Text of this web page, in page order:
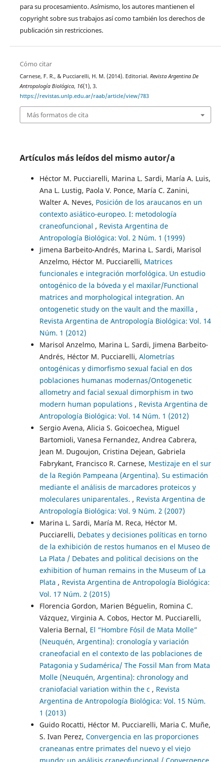
para su procesamiento. Asímismo, los autores mantienen el
copyright sobre sus trabajos así como también los derechos de
publicación sin restricciones.
Cómo citar
Carnese, F. R., & Pucciarelli, H. M. (2014). Editorial. Revista Argentina De
Antropología Biológica, 16(1), 3.
https://revistas.unlp.edu.ar/raab/article/view/783
Más formatos de cita
Artículos más leídos del mismo autor/a
Héctor M. Pucciarelli, Marina L. Sardi, María A. Luis,
Ana L. Lustig, Paola V. Ponce, María C. Zanini,
Walter A. Neves, Posición de los araucanos en un
contexto asiático-europeo. I: metodología
craneofuncional , Revista Argentina de
Antropología Biológica: Vol. 2 Núm. 1 (1999)
Jimena Barbeito-Andrés, Marina L. Sardi, Marisol
Anzelmo, Héctor M. Pucciarelli, Matrices
funcionales e integración morfológica. Un estudio
ontogénico de la bóveda y el maxilar/Functional
matrices and morphological integration. An
ontogenetic study on the vault and the maxilla ,
Revista Argentina de Antropología Biológica: Vol. 14
Núm. 1 (2012)
Marisol Anzelmo, Marina L. Sardi, Jimena Barbeito-
Andrés, Héctor M. Pucciarelli, Alometrías
ontogénicas y dimorfismo sexual facial en dos
poblaciones humanas modernas/Ontogenetic
allometry and facial sexual dimorphism in two
modern human populations , Revista Argentina de
Antropología Biológica: Vol. 14 Núm. 1 (2012)
Sergio Avena, Alicia S. Goicoechea, Miguel
Bartomioli, Vanesa Fernandez, Andrea Cabrera,
Jean M. Dugoujon, Cristina Dejean, Gabriela
Fabrykant, Francisco R. Carnese, Mestizaje en el sur
de la Región Pampeana (Argentina). Su estimación
mediante el análisis de marcadores proteicos y
moleculares uniparentales. , Revista Argentina de
Antropología Biológica: Vol. 9 Núm. 2 (2007)
Marina L. Sardi, María M. Reca, Héctor M.
Pucciarelli, Debates y decisiones políticas en torno
de la exhibición de restos humanos en el Museo de
La Plata / Debates and political decisions on the
exhibition of human remains in the Museum of La
Plata , Revista Argentina de Antropología Biológica:
Vol. 17 Núm. 2 (2015)
Florencia Gordon, Marien Béguelin, Romina C.
Vázquez, Virginia A. Cobos, Hector M. Pucciarelli,
Valeria Bernal, El “Hombre Fósil de Mata Molle”
(Neuquén, Argentina): cronología y variación
craneofacial en el contexto de las poblaciones de
Patagonia y Sudamérica/ The Fossil Man from Mata
Molle (Neuquén, Argentina): chronology and
craniofacial variation within the c , Revista
Argentina de Antropología Biológica: Vol. 15 Núm.
1 (2013)
Guido Rocatti, Héctor M. Pucciarelli, Maria C. Muñe,
S. Ivan Perez, Convergencia en las proporciones
craneanas entre primates del nuevo y el viejo